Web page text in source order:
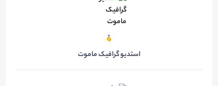
استدیو گرافیک ماموت